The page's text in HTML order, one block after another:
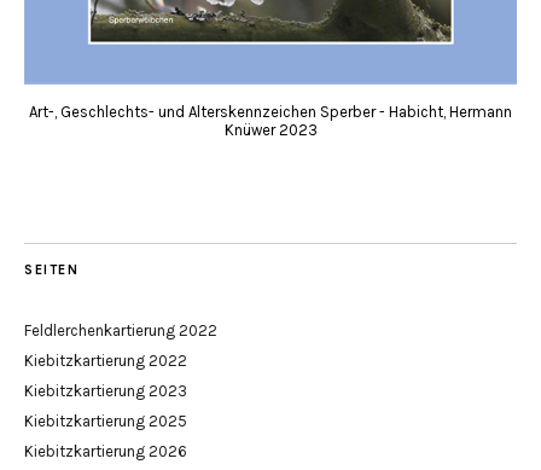
Art-, Geschlechts- und Alterskennzeichen Sperber - Habicht, Hermann
Knüwer 2023
SEITEN
Feldlerchenkartierung 2022
Kiebitzkartierung 2022
Kiebitzkartierung 2023
Kiebitzkartierung 2025
Kiebitzkartierung 2026